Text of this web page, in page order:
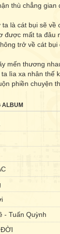
thù chẳng gian
là cát bụi sẽ về
được mất ta đâu
trở về cát bụi
mến thương
lìa xa nhân thế
phiền chuyện
ALBUM
- Tuấn Quỳnh
ĐỜI